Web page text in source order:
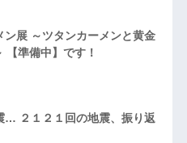
ン展 ～ツタンカーメンと黄金
【準備中】です！
… ２１２１回の地震、振り返